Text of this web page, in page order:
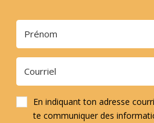
En indiquant ton adresse
te communiquer des